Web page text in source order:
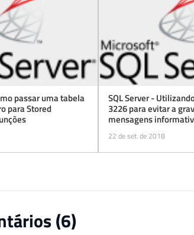
passar uma tabela
para Stored
SQL Server -
3226 para evitar a
mensagens
backups no log do SQL
22 de set. de 2018
(6)